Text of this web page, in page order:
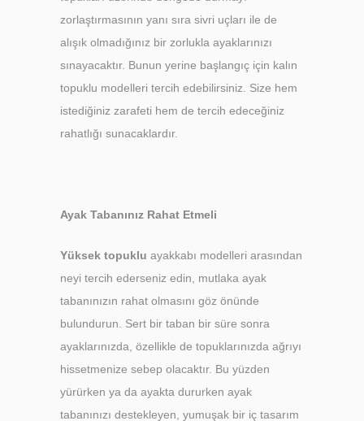
zorlaştırmasının yanı sıra sivri uçları ile de
alışık olmadığınız bir zorlukla ayaklarınızı
sınayacaktır. Bunun yerine başlangıç için kalın
topuklu modelleri tercih edebilirsiniz. Size hem
istediğiniz zarafeti hem de tercih edeceğiniz
rahatlığı sunacaklardır.
Ayak Tabanınız Rahat Etmeli
Yüksek topuklu ayakkabı modelleri arasından
neyi tercih ederseniz edin, mutlaka ayak
tabanınızın rahat olmasını göz önünde
bulundurun. Sert bir taban bir süre sonra
ayaklarınızda, özellikle de topuklarınızda ağrıyı
hissetmenize sebep olacaktır. Bu yüzden
yürürken ya da ayakta dururken ayak
tabanınızı destekleyen, yumuşak bir iç tasarım